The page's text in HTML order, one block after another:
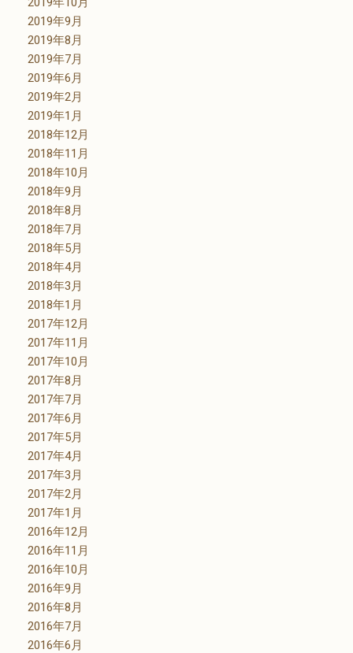
2019年9月
2019年8月
2019年7月
2019年6月
2019年2月
2019年1月
2018年12月
2018年11月
2018年10月
2018年9月
2018年8月
2018年7月
2018年5月
2018年4月
2018年3月
2018年1月
2017年12月
2017年11月
2017年10月
2017年8月
2017年7月
2017年6月
2017年5月
2017年4月
2017年3月
2017年2月
2017年1月
2016年12月
2016年11月
2016年10月
2016年9月
2016年8月
2016年7月
2016年6月